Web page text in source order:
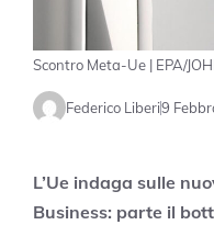
Scontro Meta-Ue | EPA/
Federico Liberi9
L’Ue indaga sulle
Business: parte il